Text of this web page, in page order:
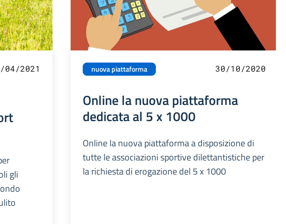
04/2021
gli
nuova piattaforma 30/10/2020
Online la nuova piattaforma
dedicata al 5 x 1000
Online la nuova piattaforma a disposizione di
tutte le associazioni sportive dilettantistiche per
la richiesta di erogazione del 5 x 1000